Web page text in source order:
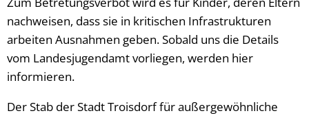
nachweisen, dass sie in kritischen Infrastrukturen
arbeiten Ausnahmen geben. Sobald uns die Details
vom Landesjugendamt vorliegen, werden hier
informieren.
Der Stab der Stadt Troisdorf für außergewöhnliche